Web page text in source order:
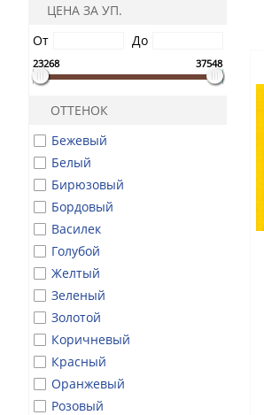
ЦЕНА ЗА УП.
От
До
23268 37548
ОТТЕНОК
Бежевый
Белый
Бирюзовый
Бордовый
Василек
Голубой
Желтый
Зеленый
Золотой
Коричневый
Красный
Оранжевый
Розовый